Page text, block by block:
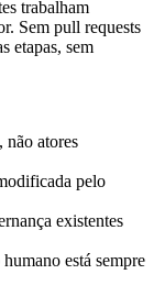
trabalham
Sem pull requests
etapas, sem
não atores
pelo
existentes
está sempre